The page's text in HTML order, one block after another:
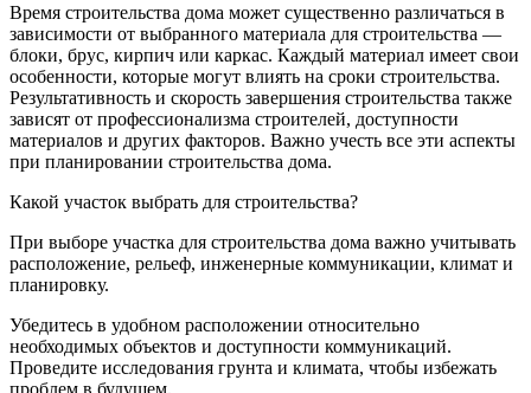
Время строительства дома может существенно различаться в
зависимости от выбранного материала для строительства —
блоки, брус, кирпич или каркас. Каждый материал имеет свои
особенности, которые могут влиять на сроки строительства.
Результативность и скорость завершения строительства также
зависят от профессионализма строителей, доступности
материалов и других факторов. Важно учесть все эти аспекты
при планировании строительства дома.
Какой участок выбрать для строительства?
При выборе участка для строительства дома важно учитывать
расположение, рельеф, инженерные коммуникации, климат и
планировку.
Убедитесь в удобном расположении относительно
необходимых объектов и доступности коммуникаций.
Проведите исследования грунта и климата, чтобы избежать
проблем в будущем.